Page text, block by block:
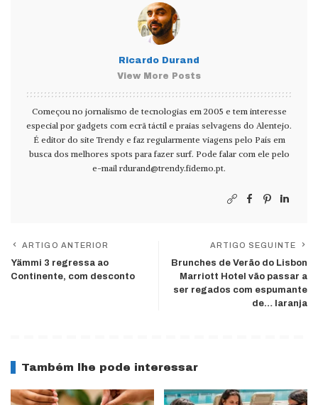
Ricardo Durand
View More Posts
Começou no jornalismo de tecnologias em 2005 e tem interesse
especial por gadgets com ecrã táctil e praias selvagens do Alentejo.
É editor do site Trendy e faz regularmente viagens pelo País em
busca dos melhores spots para fazer surf. Pode falar com ele pelo
e-mail rdurand@trendy.fidemo.pt.
ARTIGO ANTERIOR
Yämmi 3 regressa ao
Continente, com desconto
ARTIGO SEGUINTE
Brunches de Verão do Lisbon
Marriott Hotel vão passar a
ser regados com espumante
de… laranja
Também lhe pode interessar